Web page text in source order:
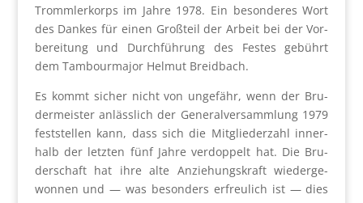
Tromm­ler­korps im Jah­re 1978. Ein beson­de­res Wort
des Dan­kes für einen Groß­teil der Arbeit bei der Vor­
be­rei­tung und Durch­füh­rung des Fes­tes gebührt
dem Tam­bour­ma­jor Hel­mut Breid­bach.
Es kommt sicher nicht von unge­fähr, wenn der Bru­
der­meis­ter anläss­lich der Gene­ral­ver­samm­lung 1979
fest­stel­len kann, dass sich die Mit­glie­der­zahl inner­
halb der letz­ten fünf Jah­re ver­dop­pelt hat. Die Bru­
der­schaft hat ihre alte Anzie­hungs­kraft wie­der­ge­
won­nen und — was beson­ders erfreu­lich ist — dies